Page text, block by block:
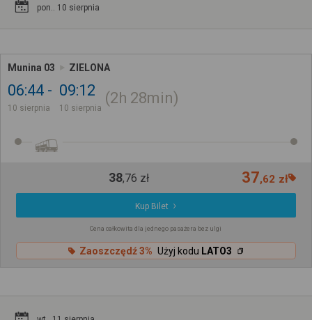
pon.. 10 sierpnia
Munina 03 ZIELONA
06:44
10 sierpnia
09:12
10 sierpnia
2h 28min
38,76 zł 37,62 zł
Kup Bilet
Cena całkowita dla jednego pasażera bez ulgi
Zaoszczędź 3% Użyj kodu LATO3